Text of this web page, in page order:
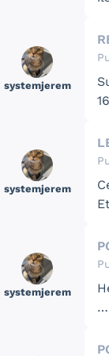
systemjerem
systemjerem
systemjerem